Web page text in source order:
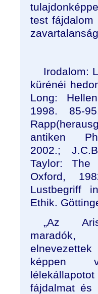
test fájdalom
Irodalom:
kürénéi
Long:
1998. 85-
antiken
2002.;
Taylor: The
Oxford,
Lustbegriff
Ethik.
„Az
képpen
fájdalmat és